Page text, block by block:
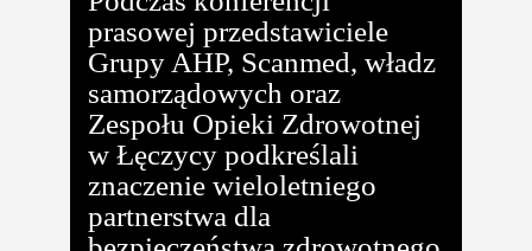
prasowej przedstawiciele
Grupy AHP, Scanmed, władz
samorządowych oraz
Zespołu Opieki Zdrowotnej
w Łęczycy podkreślali
znaczenie wieloletniego
partnerstwa dla